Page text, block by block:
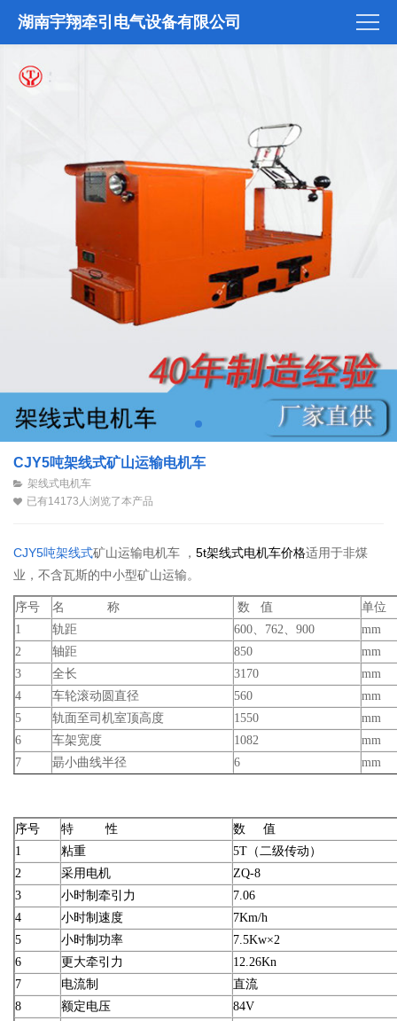
湖南宇翔牵引电气设备有限公司
CJY5吨架线式矿山运输电机车
架线式电机车
已有14173人浏览了本产品
CJY5吨架线式矿山运输电机车 ， 5t架线式电机车价格适用于非煤
业，不含瓦斯的中小型矿山运输。
序号 名 称 数 值
单位
1
轨距 600、762、900
mm
2
轴距 850
mm
3
全长 3170
mm
4
车轮滚动圆直径 560
mm
5
轨面至司机室顶高度 1550
mm
6
车架宽度 1082
mm
7
朂小曲线半径 6 mm
序号 特 性
数 值
1
粘重
5T（二级传动）
2
采用电机
ZQ-8
3
小时制牵引力
7.06
4
小时制速度
7Km/h
5
小时制功率
7.5Kw×2
6
更大牵引力
12.26Kn
7
电流制
直流
8
额定电压
84V